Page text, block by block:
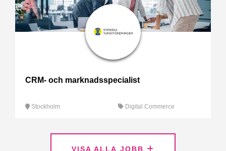
CRM- och marknadsspecialist
Stockholm Digital Commerce
VISA ALLA JOBB